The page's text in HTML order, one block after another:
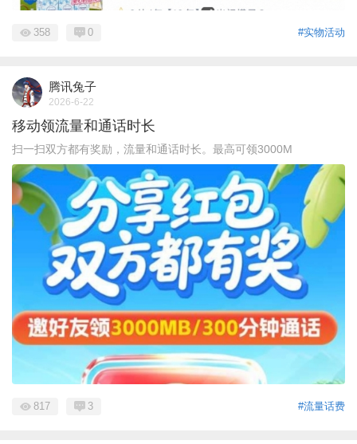
#实物活动
358 0
腾讯兔子
2026-6-22
移动领流量和通话时长
扫一扫双方都有奖励，流量和通话时长。最高可领3000M
#流量话费
817 3